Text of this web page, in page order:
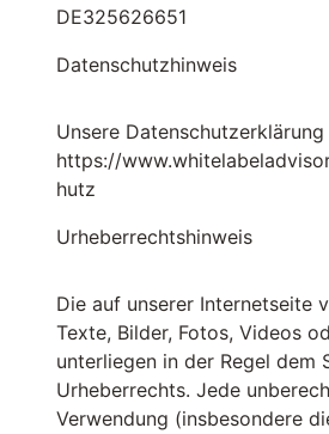
DE325626651
Datenschutzhinweis
Unsere
https://
hutz
Urheberrechtshinweis
Die auf unserer Internetseite
Texte, Bilder, Fotos, Videos
unterliegen in der Regel dem
Urheberrechts. Jede
Verwendung (insbesondere